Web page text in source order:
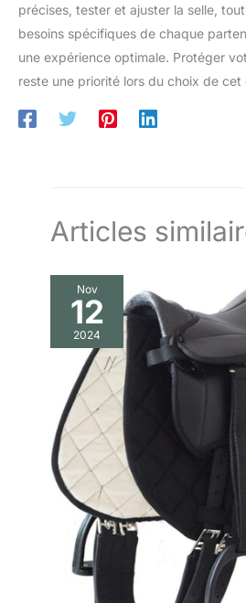
précises, tester et ajuster la selle,
besoins spécifiques de chaque
une expérience optimale. Protéger
reste une priorité lors du choix de cet
Articles
Nov
12
2024